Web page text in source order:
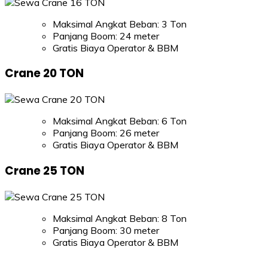
Maksimal Angkat Beban: 3 Ton
Panjang Boom: 24 meter
Gratis Biaya Operator & BBM
Crane 20 TON
Maksimal Angkat Beban: 6 Ton
Panjang Boom: 26 meter
Gratis Biaya Operator & BBM
Crane 25 TON
Maksimal Angkat Beban: 8 Ton
Panjang Boom: 30 meter
Gratis Biaya Operator & BBM